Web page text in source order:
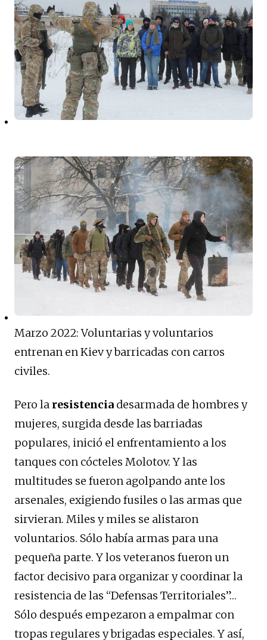
Marzo 2022: Voluntarias y voluntarios
entrenan en Kiev y barricadas con carros
civiles.
Pero la resistencia desarmada de hombres y
mujeres, surgida desde las barriadas
populares, inició el enfrentamiento a los
tanques con cócteles Molotov. Y las
multitudes se fueron agolpando ante los
arsenales, exigiendo fusiles o las armas que
sirvieran. Miles y miles se alistaron
voluntarios. Sólo había armas para una
pequeña parte. Y los veteranos fueron un
factor decisivo para organizar y coordinar la
resistencia de las “Defensas Territoriales”…
Sólo después empezaron a empalmar con
tropas regulares y brigadas especiales. Y así,